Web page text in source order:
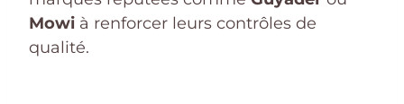
Mowi à renforcer leurs contrôles de
qualité.